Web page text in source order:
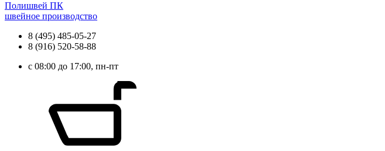
Полишвей ПК
швейное производство
8 (495) 485-05-27
8 (916) 520-58-88
с 08:00 до 17:00, пн-пт